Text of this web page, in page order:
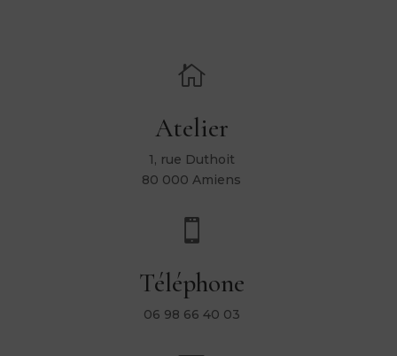

Atelier
1, rue Duthoit
80 000 Amiens

Téléphone
06 98 66 40 03